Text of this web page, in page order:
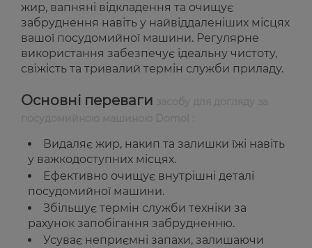
жир, вапняні відкладення та очищує
забруднення навіть у найвіддаленіших місцях
вашої посудомийної машини. Регулярне
використання забезпечує ідеальну чистоту,
свіжість та тривалий термін служби приладу.
Основні переваги
Видаляє жир, накип та залишки їжі навіть
у важкодоступних місцях.
Ефективно очищує внутрішні деталі
посудомийної машини.
Збільшує термін служби техніки за
рахунок запобігання забрудненню.
Усуває неприємні запахи, залишаючи